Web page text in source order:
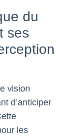
du
ses
vision
d’anticiper
les